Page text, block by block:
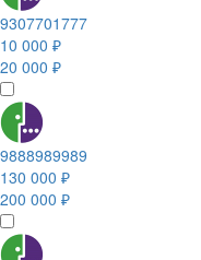
9307701777
10 000 ₽
20 000 ₽
9888989989
130 000 ₽
200 000 ₽